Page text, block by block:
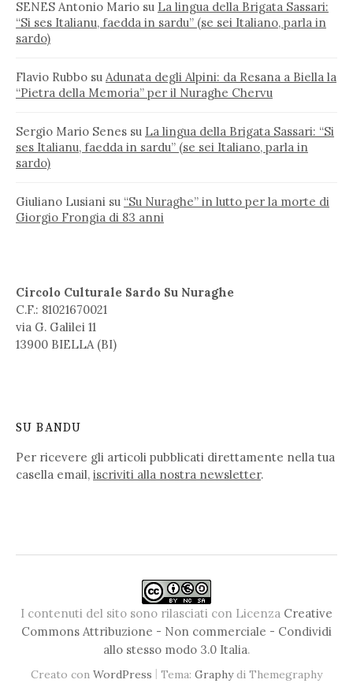
SENES Antonio Mario su La lingua della Brigata Sassari:
“Si ses Italianu, faedda in sardu” (se sei Italiano, parla in
sardo)
Flavio Rubbo su Adunata degli Alpini: da Resana a Biella la
“Pietra della Memoria” per il Nuraghe Chervu
Sergio Mario Senes su La lingua della Brigata Sassari: “Si
ses Italianu, faedda in sardu” (se sei Italiano, parla in
sardo)
Giuliano Lusiani su “Su Nuraghe” in lutto per la morte di
Giorgio Frongia di 83 anni
Circolo Culturale Sardo Su Nuraghe
C.F.: 81021670021
via G. Galilei 11
13900 BIELLA (BI)
SU BANDU
Per ricevere gli articoli pubblicati direttamente nella tua
casella email, iscriviti alla nostra newsletter.
I contenuti del sito sono rilasciati con Licenza Creative
Commons Attribuzione - Non commerciale - Condividi
allo stesso modo 3.0 Italia.
Creato con WordPress | Tema: Graphydi Themegraphy